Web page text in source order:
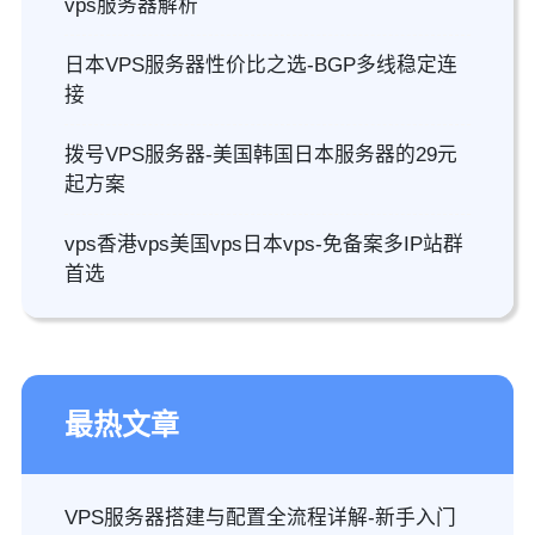
vps服务器解析
日本VPS服务器性价比之选-BGP多线稳定连
接
拨号VPS服务器-美国韩国日本服务器的29元
起方案
vps香港vps美国vps日本vps-免备案多IP站群
首选
最热文章
VPS服务器搭建与配置全流程详解-新手入门